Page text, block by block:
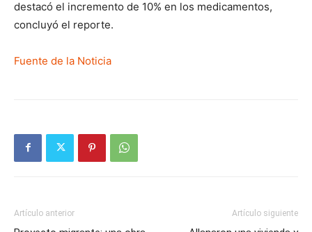
destacó el incremento de 10% en los medicamentos,
concluyó el reporte.
Fuente de la Noticia
Artículo anterior Artículo siguiente